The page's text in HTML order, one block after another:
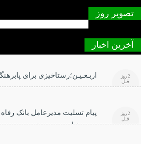
تصویر روز
آخرین اخبار
اربـعـیـن؛رستاخیزی برای 2 روز
قبل
پیام تسلیت مدیرعامل بانک
رسیدن اربعین حسینی
2 روز
قبل